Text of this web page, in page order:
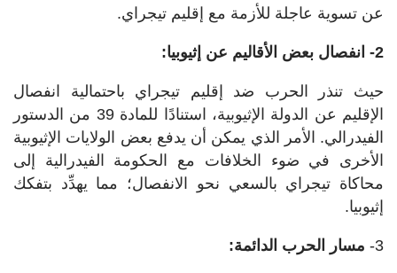
عن تسوية عاجلة للأزمة مع إقليم تيجراي.
2- انفصال بعض الأقاليم عن إثيوبيا:
حيث تنذر الحرب ضد إقليم تيجراي باحتمالية انفصال
الإقليم عن الدولة الإثيوبية، استنادًا للمادة 39 من الدستور
الفيدرالي. الأمر الذي يمكن أن يدفع بعض الولايات الإثيوبية
الأخرى في ضوء الخلافات مع الحكومة الفيدرالية إلى
محاكاة تيجراي بالسعي نحو الانفصال؛ مما يهدِّد بتفكك
إثيوبيا.
3- مسار الحرب الدائمة: